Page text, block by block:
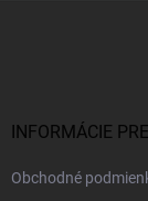
INFORMÁCIE
Obchodné